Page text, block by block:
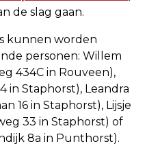
de slag gaan.
kunnen worden
personen: Willem
434C in Rouveen),
in Staphorst), Leandra
16 in Staphorst), Lijsje
33 in Staphorst) of
8a in Punthorst).